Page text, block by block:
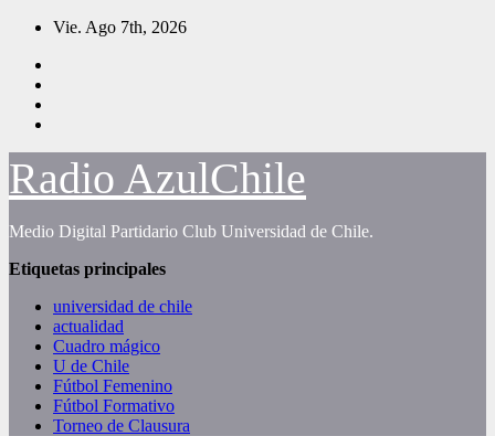
Saltar
contenido
Vie. Ago 7th, 2026
Radio AzulChile
Medio Digital Partidario Club Universidad de Chile.
Etiquetas principales
universidad de chile
actualidad
Cuadro mágico
U de Chile
Fútbol Femenino
Fútbol Formativo
Torneo de Clausura